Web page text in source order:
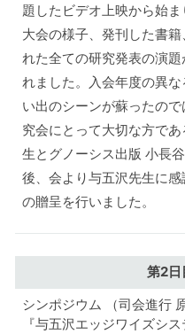
題したビデオ上映から始
大会の様子、発刊した書
れた全ての研究発表の演
れました。入会年度の異
い出のシーンが蘇ったの
究会にとって大切な方で
生とグノーシス出版 小長
後、会より与五沢先生に
の贈呈を行いました。
第2日
シンポジウム （司会進行
『与五沢エッジワイズシ